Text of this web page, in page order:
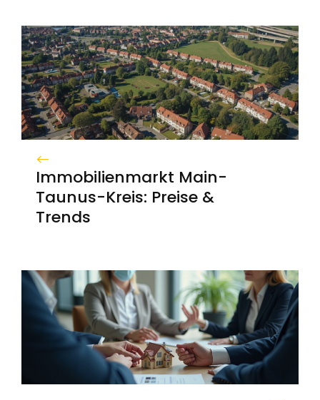
Immobilienmarkt Main-
Taunus-Kreis: Preise &
Trends